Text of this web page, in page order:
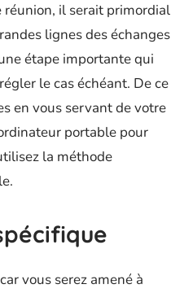
réunion, il serait primordial
lignes des échanges
étape importante qui
le cas échéant. De ce
en vous servant de votre
portable pour
la méthode
vous serez amené à